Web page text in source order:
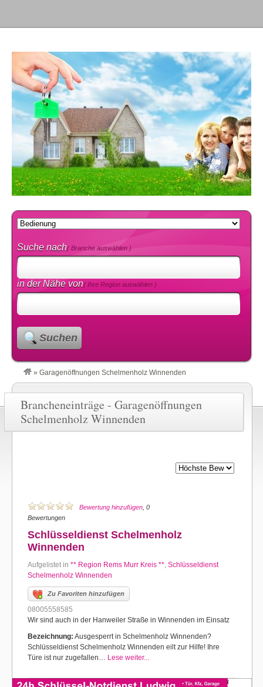
Suche nach( Branche auswählen )
in der Nähe von( Ihre Region auswählen )
Suchen
» Garagenöffnungen Schelmenholz Winnenden
Brancheneinträge - Garagenöffnungen
Schelmenholz Winnenden
Bewertung hinzufügen , 0
Bewertungen
Schlüsseldienst Schelmenholz
Winnenden
Aufgelistet in ** Region Rems Murr Kreis **, Schlüsseldienst
Schelmenholz Winnenden
Zu Favoriten hinzufügen
08005558585
Wir sind auch in der Hanweiler Straße in Winnenden im Einsatz
Bezeichnung: Ausgesperrt in Schelmenholz Winnenden?
Schlüsseldienst Schelmenholz Winnenden eilt zur Hilfe! Ihre
Türe ist nur zugefallen… Lese weiter...